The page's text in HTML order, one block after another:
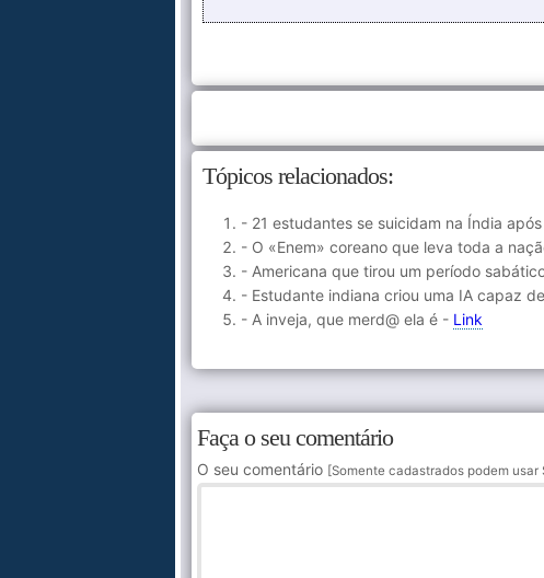
Tópicos relacionados:
- 21 estudantes se suicidam na Índia
- O «Enem» coreano que leva toda a
- Americana que tirou um período
- Estudante indiana criou uma IA capaz
- A inveja, que merd@ ela é - Link
Faça o seu comentário
O seu comentário [Somente cadastrados podem usar